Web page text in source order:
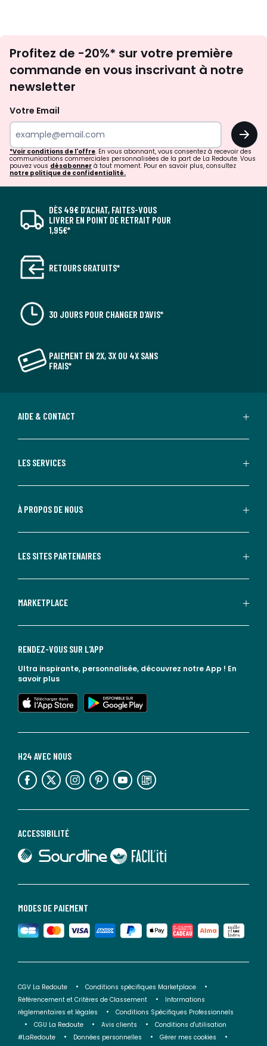
newsletter
Profitez de -20%* sur votre première
commande en vous inscrivant à notre
newsletter
Votre Email
OK
*Voir conditions de l'offre. En vous abonnant, vous consentez à recevoir des
communications commerciales personnalisées de la part de La Redoute. Vous
pouvez vous désabonner à tout moment. Pour en savoir plus, consultez
notre politique de confidentialité.
DÈS 49€ D’ACHAT, FAITES-VOUS
LIVRER EN POINT DE RETRAIT POUR
1,95€*
RETOURS GRATUITS*
30 JOURS POUR CHANGER D'AVIS*
PAIEMENT EN 2X, 3X OU 4X SANS
FRAIS*
AIDE & CONTACT
LES SERVICES
À PROPOS DE NOUS
LES SITES PARTENAIRES
MARKETPLACE
MODES DE PAIEMENT
ACCESSIBILITÉ
lien vers Sourdline
lien vers Faciliti
H24 AVEC NOUS
lien vers l'espace réseaux sociaux lien vers l'espace réseaux sociaux lien vers l'espace réseaux sociaux lien vers l'espace réseaux sociaux lien vers l'espace réseaux sociaux lien vers le blog la redoute
RENDEZ-VOUS SUR L'APP
Ultra inspirante, personnalisée, découvrez notre App ! En
savoir plus
lien vers l'app store
lien vers google play
CGV La Redoute
Conditions spécifiques Marketplace
Référencement et Critères de Classement
Informations
réglementaires et légales
Conditions Spécifiques Professionnels
CGU La Redoute
Avis clients
Conditions d'utilisation
#LaRedoute
Données personnelles
Gérer mes cookies